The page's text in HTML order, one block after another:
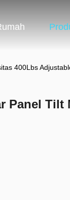
400Lbs
Panel Tilt